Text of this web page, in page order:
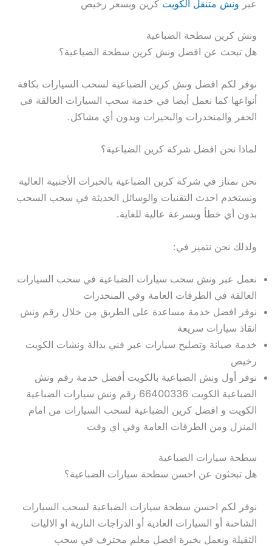
عبر ونش متنقل الكويت كرين وبسعر رخيص
ونش كرين سطحة الضباعية
هل تبحث عن افضل ونش كرين سطحة الضباعية؟
نوفر لكم افضل ونش كرين الضباعية لسحب السيارات بكافة
أنواعها كما نعمل أيضا في خدمة سحب السيارات العالقة في
الحفر والمنحدرات والبحيرات وبدون أي مشاكل.
لماذا نحن افضل شركة كرين الضباعية؟
نحن نمتاز في شركة كرين الضباعية بالخبرات الأجنبية العالية
ونستخدم احدث التقنيات والوسائل الحديثة في سحب السحب
بدون أي خطأ وبسرعة عالية للغاية.
ولذلك نحن نتميز في:
نعمل عبر ونش سحب سيارات الضباعية في سحب السيارات
العالقة في الطرقات العامة وفي المنحدرات
نوفر افضل خدمة مساعدة على الطريق من خلال رقم ونش
انقاذ سيارات سريعة
خدمة صيانة وتصليح سيارات عبر فني بدالة ونشات الكويت
رخيص
نوفر أول ونش الضباعية بالكويت أفضل خدمة رقم ونش
الضباعية الكويت 66400336 رقم ونش سيارات الضباعية
الكويت و افضل كرين الضباعية لسحب السيارات من امام
المنزل ومن الطرقات العامة وفي اي وقت
سطحة سيارات الضباعية
هل تبحثون عن احسن سطحة سيارات الضباعية؟
نوفر لكم احسن سطحة سيارات الضباعية لسحب السيارات
الشاحنة أو السيارات العادية أو الدراجات النارية او الاليات
الثقيلة ونعمل بخبرة افضل معلم محترف في سحب